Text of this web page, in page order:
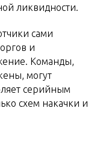
ликвидности.
сами
и
Команды,
могут
серийным
схем накачки и